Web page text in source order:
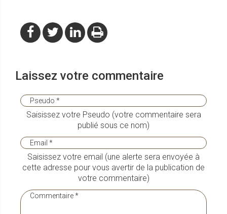
Laissez votre commentaire
Saisissez votre Pseudo (votre commentaire sera
publié sous ce nom)
Saisissez votre email (une alerte sera envoyée à
cette adresse pour vous avertir de la publication de
votre commentaire)